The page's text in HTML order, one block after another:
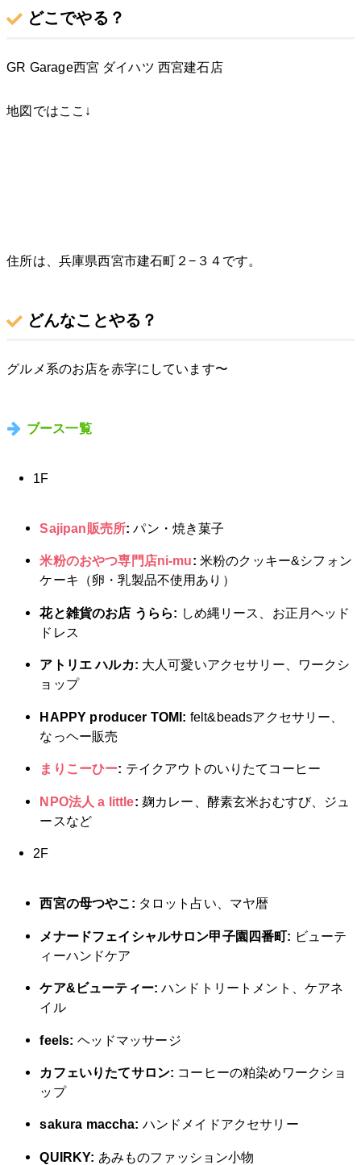
どこでやる？
GR Garage西宮 ダイハツ 西宮建石店
地図ではここ↓
住所は、兵庫県西宮市建石町２−３４です。
どんなことやる？
グルメ系のお店を赤字にしています〜
ブース一覧
1F
Sajipan販売所:パン・焼き菓子
米粉のおやつ専門店ni-mu: 米粉のクッキー&シフォン
ケーキ（卵・乳製品不使用あり）
花と雑貨のお店 うらら: しめ縄リース、お正月ヘッド
ドレス
アトリエ ハルカ: 大人可愛いアクセサリー、ワークシ
ョップ
HAPPY producer TOMI: felt&beadsアクセサリー、
なっヘー販売
まりこーひー: テイクアウトのいりたてコーヒー
NPO法人 a little: 麹カレー、酵素玄米おむすび、ジュ
ースなど
2F
西宮の母つやこ: タロット占い、マヤ暦
メナードフェイシャルサロン甲子園四番町: ビューテ
ィーハンドケア
ケア&ビューティー: ハンドトリートメント、ケアネ
イル
feels: ヘッドマッサージ
カフェいりたてサロン: コーヒーの粕染めワークショ
ップ
sakura maccha: ハンドメイドアクセサリー
QUIRKY: あみものファッション小物